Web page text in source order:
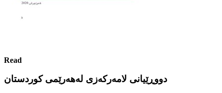
Read
دووڕێیانی لامه‌ركه‌زی له‌هه‌رێمی كوردستان